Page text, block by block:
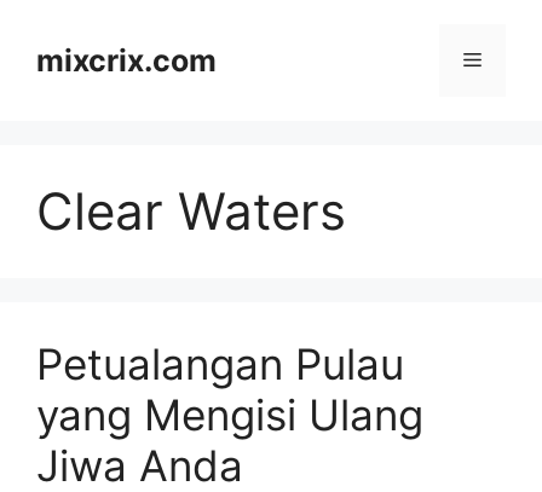
contentmixcrix.com Menu
Clear Waters
Petualangan Pulau
yang Mengisi Ulang
Jiwa Anda